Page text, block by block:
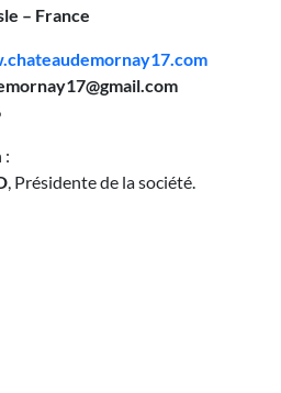
– France
:
, Présidente de la société.